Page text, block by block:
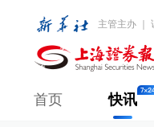
主管主办 ｜
首页 快讯